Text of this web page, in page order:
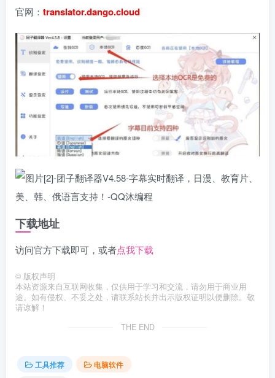
官网： translator.dango.cloud
下载地址
访问官方下载即可，或者点我下载
© 版权声明
本站资源来自互联网收集，仅供用于学习和交流，请勿用于商业用
途。如有侵权、不妥之处，请联系站长并出示版权证明以便删除。敬
请谅解！
THE END
工具推荐
电脑软件